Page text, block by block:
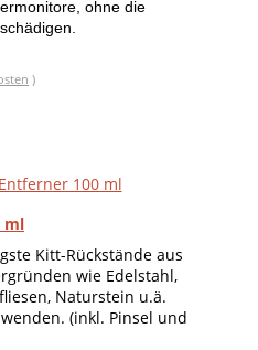
ohne die
)
ml
Kitt-Rückstände aus
wie Edelstahl,
Naturstein u.ä.
(inkl. Pinsel und